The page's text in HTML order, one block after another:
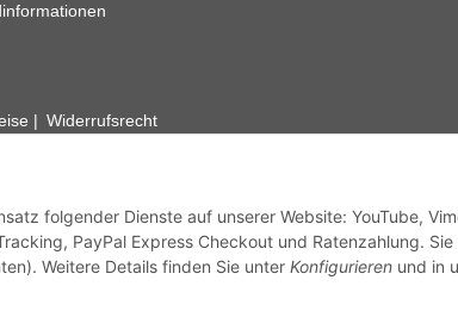
folgender Dienste auf unserer Website: YouTube,
PayPal Express Checkout und Ratenzahlung.
Weitere Details finden Sie unter Konfigurieren und in
Widerrufsrecht
Abbildungen der Artikel können beispielhaft sein und